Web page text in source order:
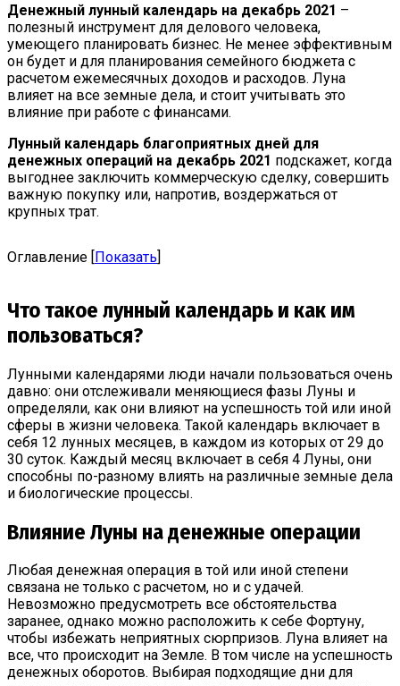
Денежный лунный календарь на декабрь 2021 –
полезный инструмент для делового человека,
умеющего планировать бизнес. Не менее эффективным
он будет и для планирования семейного бюджета с
расчетом ежемесячных доходов и расходов. Луна
влияет на все земные дела, и стоит учитывать это
влияние при работе с финансами.
Лунный календарь благоприятных дней для
денежных операций на декабрь 2021 подскажет, когда
выгоднее заключить коммерческую сделку, совершить
важную покупку или, напротив, воздержаться от
крупных трат.
Оглавление [Показать]
Что такое лунный календарь и как им
пользоваться?
Лунными календарями люди начали пользоваться очень
давно: они отслеживали меняющиеся фазы Луны и
определяли, как они влияют на успешность той или иной
сферы в жизни человека. Такой календарь включает в
себя 12 лунных месяцев, в каждом из которых от 29 до
30 суток. Каждый месяц включает в себя 4 Луны, они
способны по-разному влиять на различные земные дела
и биологические процессы.
Влияние Луны на денежные операции
Любая денежная операция в той или иной степени
связана не только с расчетом, но и с удачей.
Невозможно предусмотреть все обстоятельства
заранее, однако можно расположить к себе Фортуну,
чтобы избежать неприятных сюрпризов. Луна влияет на
все, что происходит на Земле. В том числе на успешность
денежных оборотов. Выбирая подходящие дни для